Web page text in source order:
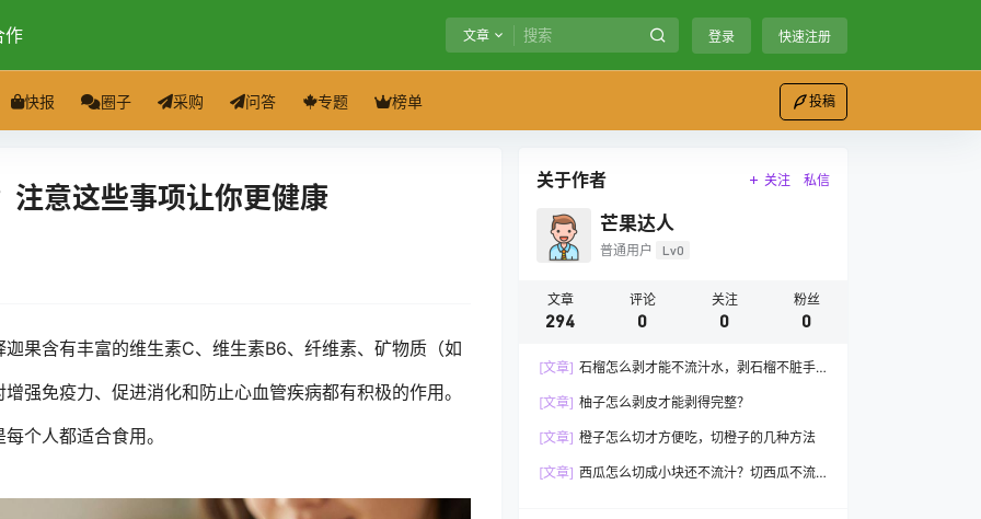
作 文章 登录 快速注册
快报 圈子 采购 问答 专题 榜单 投稿
注意这些事项让你更健康
果含有丰富的维生素C、维生素B6、纤维素、矿物质（如
强免疫力、促进消化和防止心血管疾病都有积极的作用。
个人都适合食用。
关于作者 关注 私信
芒果达人
普通用户 Lv0
文章
294
评论
0
关注
0
粉丝
0
[文章] 石榴怎么剥才能不流汁水，剥石榴不脏手
[文章] 柚子怎么剥皮才能剥得完整？
[文章] 橙子怎么切才方便吃，切橙子的几种方法
[文章] 西瓜怎么切成小块还不流汁？切西瓜不流